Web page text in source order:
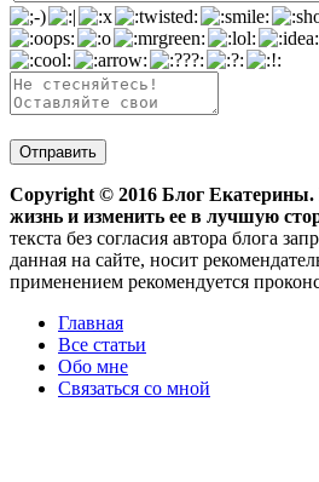
Copyright © 2016 Блог Екатерины.
жизнь и изменить ее в лучшую
текста без согласия автора блога
данная на сайте, носит
применением рекомендуется
Главная
Все статьи
Обо мне
Связаться со мной